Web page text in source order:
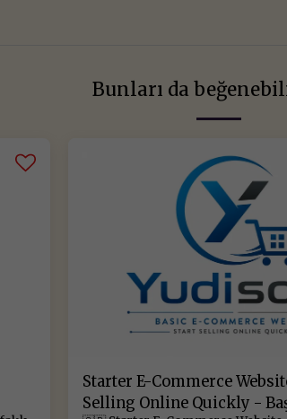
Bunları da
Starter E-Commerce
Selling Online Quickly -